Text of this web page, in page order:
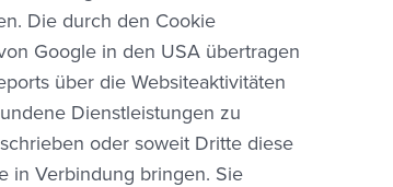
Die durch den Cookie
Google in den USA übertragen
über die Websiteaktivitäten
Dienstleistungen zu
oder soweit Dritte diese
in Verbindung bringen. Sie